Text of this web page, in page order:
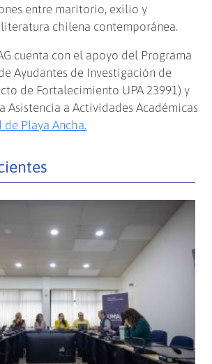
entre maritorio, exilio y
chilena contemporánea.
cuenta con el apoyo del Programa
Ayudantes de Investigación de
de Fortalecimiento UPA 23991) y
Asistencia a Actividades Académicas
Playa Ancha.